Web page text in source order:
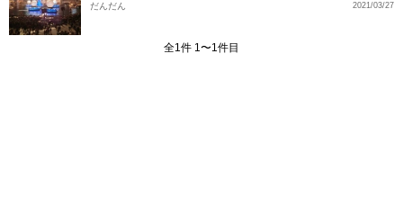
2021/03/27
だんだん
全1件 1〜1件目